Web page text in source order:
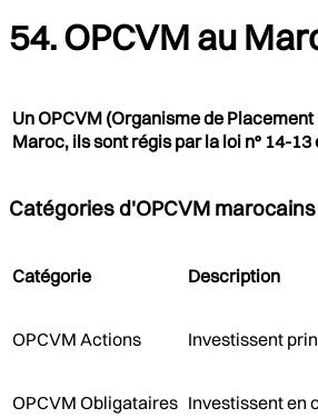
54. OPCVM au
Un OPCVM (Organisme de
Maroc, ils sont régis par la loi n° 14-
Catégories d'OPCVM marocains
Catégorie Description
OPCVM Actions Investissent
OPCVM Obligataires Investissent en